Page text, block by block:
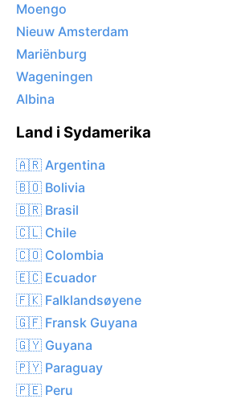
Moengo
Nieuw Amsterdam
Mariënburg
Wageningen
Albina
Land i Sydamerika
🇦🇷 Argentina
🇧🇴 Bolivia
🇧🇷 Brasil
🇨🇱 Chile
🇨🇴 Colombia
🇪🇨 Ecuador
🇫🇰 Falklandsøyene
🇬🇫 Fransk Guyana
🇬🇾 Guyana
🇵🇾 Paraguay
🇵🇪 Peru